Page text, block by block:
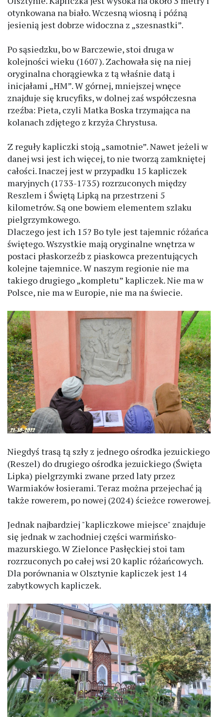
otynkowana na biało. Wczesną wiosną i późną
jesienią jest dobrze widoczna z „szesnastki”.
Po sąsiedzku, bo w Barczewie, stoi druga w
kolejności wieku (1607). Zachowała się na niej
oryginalna chorągiewka z tą właśnie datą i
inicjałami „HM”. W górnej, mniejszej wnęce
znajduje się krucyfiks, w dolnej zaś współczesna
rzeźba: Pieta, czyli Matka Boska trzymająca na
kolanach zdjętego z krzyża Chrystusa.
Z reguły kapliczki stoją „samotnie”. Nawet jeżeli w
danej wsi jest ich więcej, to nie tworzą zamkniętej
całości. Inaczej jest w przypadku 15 kapliczek
maryjnych (1733-1735) rozrzuconych między
Reszlem i Świętą Lipką na przestrzeni 5
kilometrów. Są one bowiem elementem szlaku
pielgrzymkowego.
Dlaczego jest ich 15? Bo tyle jest tajemnic różańca
świętego. Wszystkie mają oryginalne wnętrza w
postaci płaskorzeźb z piaskowca prezentujących
kolejne tajemnice. W naszym regionie nie ma
takiego drugiego „kompletu” kapliczek. Nie ma w
Polsce, nie ma w Europie, nie ma na świecie.
Niegdyś trasą tą szły z jednego ośrodka jezuickiego
(Reszel) do drugiego ośrodka jezuickiego (Święta
Lipka) pielgrzymki zwane przed laty przez
Warmiaków łosierami. Teraz można przejechać ją
także rowerem, po nowej (2024) ścieżce rowerowej.
Jednak najbardziej "kapliczkowe miejsce" znajduje
się jednak w zachodniej części warmińsko-
mazurskiego. W Zielonce Pasłęckiej stoi tam
rozrzuconych po całej wsi 20 kaplic różańcowych.
Dla porównania w Olsztynie kapliczek jest 14
zabytkowych kapliczek.